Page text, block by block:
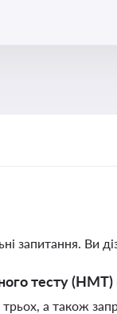
запитання. Ви
тесту (НМТ)
а також